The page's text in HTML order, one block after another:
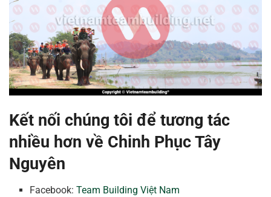
Kết nối chúng tôi để tương tác
nhiều hơn về Chinh Phục Tây
Nguyên
Facebook:Team Building Việt Nam